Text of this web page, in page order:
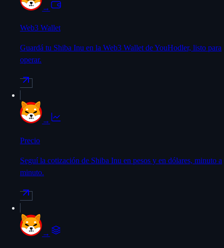
→
Web3 Wallet
Guardá tu Shiba Inu en la Web3 Wallet de YouHodler, listo para
operar.
→
Precio
Seguí la cotización de Shiba Inu en pesos y en dólares, minuto a
minuto.
→